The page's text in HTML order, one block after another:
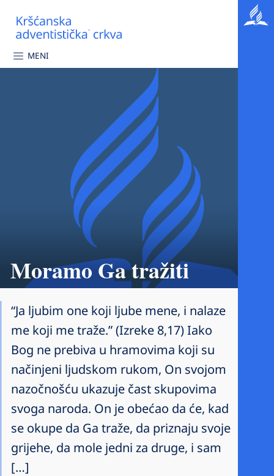
MENI
Moramo Ga tražiti
“Ja ljubim one koji ljube mene, i nalaze
me koji me traže.” (Izreke 8,17) Iako
Bog ne prebiva u hramovima koji su
načinjeni ljudskom rukom, On svojom
nazočnošću ukazuje čast skupovima
svoga naroda. On je obećao da će, kad
se okupe da Ga traže, da priznaju svoje
grijehe, da mole jedni za druge, i sam
[…]